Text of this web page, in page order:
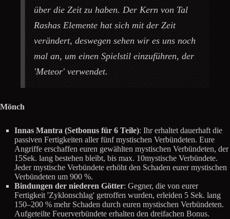
über die Zeit zu haben. Der Kern von Tal
Rashas Elemente hat sich mit der Zeit
verändert, deswegen sehen wir es uns noch
mal an, um einen Spielstil einzuführen, der
'Meteor' verwendet.
Mönch
Innas Mantra (Setbonus für 6 Teile): Ihr erhaltet dauerhaft die
passiven Fertigkeiten aller fünf mystischen Verbündeten. Eure
Angriffe erschaffen euren gewählten mystischen Verbündeten, der
15Sek. lang bestehen bleibt, bis max. 10mystische Verbündete.
Jeder mystische Verbündete erhöht den Schaden eurer mystischen
Verbündeten um 900 %.
Bindungen der niederen Götter: Gegner, die von eurer
Fertigkeit 'Zyklonschlag' getroffen wurden, erleiden 5 Sek. lang
150–200 % mehr Schaden durch euren mystischen Verbündeten.
Aufgeteilte Feuerverbündete erhalten den dreifachen Bonus.